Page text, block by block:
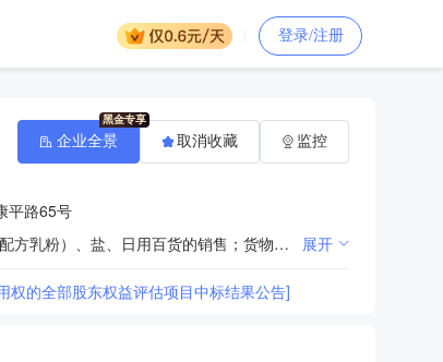
登录/注册
平路65号
从事农业科技领域的技术开发、技术咨询、技术服务、技术转让；初级食用农产品、食品、乳制品（不含婴幼儿配方乳粉）、盐、日用百货的销售；货物进出口、技术进出口；广告策划；以下限分支机构经营：肉制品、速冻米面食品、速冻食品、食用动植物油脂、蒸煮类糕点、猪肉熟食品的生产、销售；大米的分装；初级食用农产品（鲜猪肉）的分割、分装；热食类食品、糕点类食品制售；餐饮服务。分支机构经营场所：桐乡市洲泉镇湘溪村周家浜猪舍里庄园内和桐乡市洲泉镇康平路65号。（依法须经批准的项目，经相关部门批准后方可开展经营活动） 展开
权的全部股东权益评估项目中标结果公告]
企业全景 取消收藏 监控